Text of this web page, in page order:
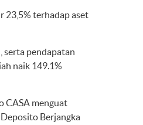
23,5% terhadap aset
serta pendapatan
naik 149.1%
CASA menguat
Berjangka